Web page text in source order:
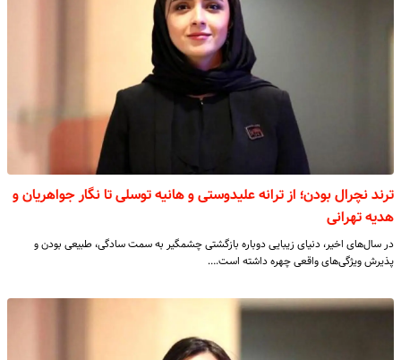
ترند نچرال بودن؛ از ترانه علیدوستی و هانیه توسلی تا نگار جواهریان و
هدیه تهرانی
در سال‌های اخیر، دنیای زیبایی دوباره بازگشتی چشمگیر به سمت سادگی، طبیعی بودن و
پذیرش ویژگی‌های واقعی چهره داشته است.…